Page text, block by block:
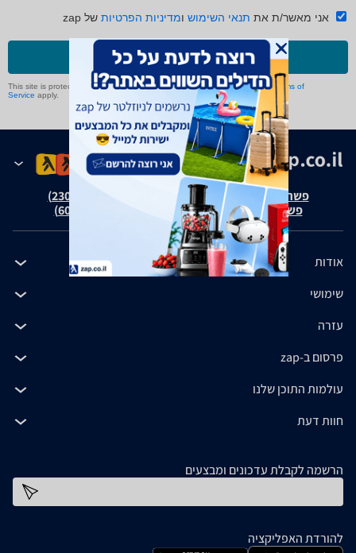
אני מאשר/ת את תנאי השימוש ומדיניות הפרטיות של zap
שליחה
This site is protected by reCAPTCHA and the GooglePrivacy Policyand Terms of
Service apply.
פשרה בת"צ אבנצ'יק נ' זאפ גרופ (ת"צ 23008-08-20)
פשרה בת"צ כהנים נ' זאפ גרופ (ת"צ 60371-12-19)
אודות
שימושי
עזרה
פרסום ב-zap
עולמות התוכן שלנו
חוות דעת
הרשמה לקבלת עדכונים ומבצעים
להורדת האפליקציה